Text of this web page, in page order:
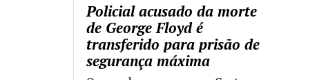
Policial acusado da morte
de George Floyd é
transferido para prisão de
segurança máxima